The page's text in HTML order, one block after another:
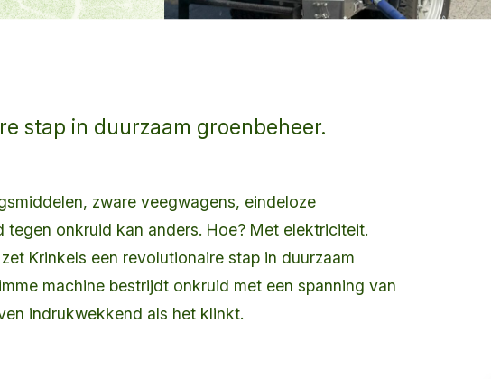
stap in duurzaam groenbeheer.
zware veegwagens, eindeloze
tegen onkruid kan anders. Hoe? Met elektriciteit.
Krinkels een revolutionaire stap in duurzaam
machine bestrijdt onkruid met een spanning van
indrukwekkend als het klinkt.